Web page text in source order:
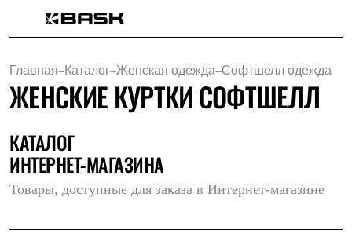
Мужская одежда
Утепленная пухом
Куртки
Жилеты
Комбинезоны
Утепленная синтетикой
Брюки
Главная–Каталог–Женская одежда–Софтшелл одежда
ЖЕНСКИЕ КУРТКИ СОФТШЕЛЛ
КАТАЛОГ
ИНТЕРНЕТ-МАГАЗИНА
Товары, доступные для заказа в Интернет-магазине